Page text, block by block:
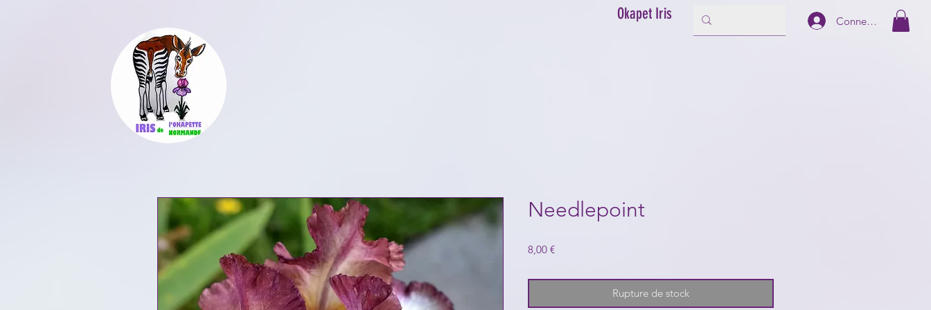
Okapet Iris Connexion
Needlepoint
8,00 €Prix
Rupture de stock